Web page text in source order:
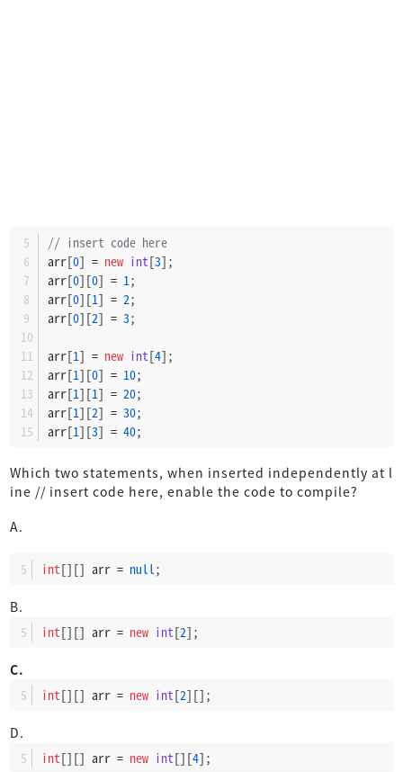
// insert code here
arr[0] = new int[3];
arr[0][0] = 1;
arr[0][1] = 2;
arr[0][2] = 3;
arr[1] = new int[4];
arr[1][0] = 10;
arr[1][1] = 20;
arr[1][2] = 30;
arr[1][3] = 40;
Which two statements, when inserted independently at l
ine // insert code here, enable the code to compile?
A.
int[][] arr = null;
B.
int[][] arr = new int[2];
C.
int[][] arr = new int[2][];
D.
int[][] arr = new int[][4];